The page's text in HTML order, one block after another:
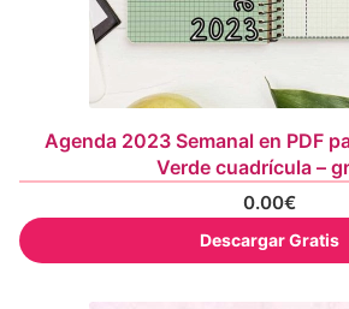
Agenda 2023 Semanal en PDF
Verde cuadrícula –
0.00€
Descargar Gratis